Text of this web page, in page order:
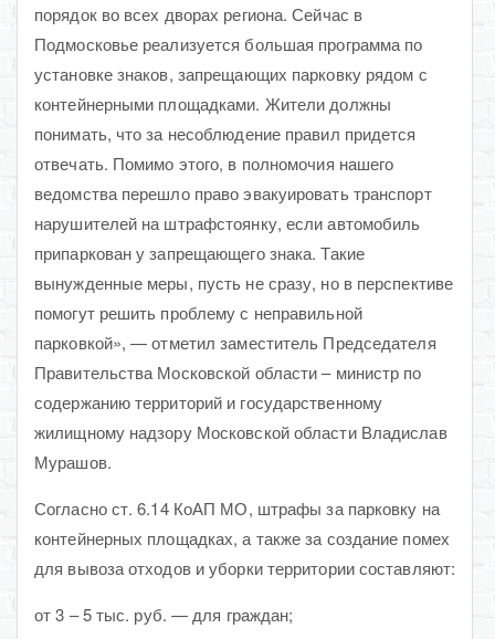
порядок во всех дворах региона. Сейчас в
Подмосковье реализуется большая программа по
установке знаков, запрещающих парковку рядом с
контейнерными площадками. Жители должны
понимать, что за несоблюдение правил придется
отвечать. Помимо этого, в полномочия нашего
ведомства перешло право эвакуировать транспорт
нарушителей на штрафстоянку, если автомобиль
припаркован у запрещающего знака. Такие
вынужденные меры, пусть не сразу, но в перспективе
помогут решить проблему с неправильной
парковкой», — отметил заместитель Председателя
Правительства Московской области – министр по
содержанию территорий и государственному
жилищному надзору Московской области Владислав
Мурашов.
Согласно ст. 6.14 КоАП МО, штрафы за парковку на
контейнерных площадках, а также за создание помех
для вывоза отходов и уборки территории составляют:
от 3 – 5 тыс. руб. — для граждан;